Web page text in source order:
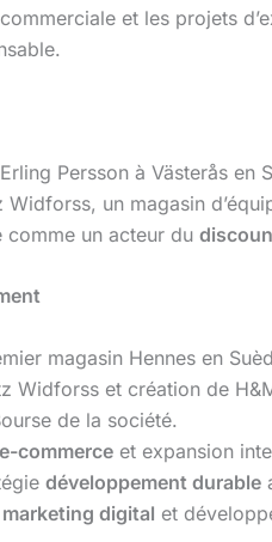
et les projets
Persson à Västerås
Widforss, un magasin
comme un acteur du
magasin Hennes en
Widforss et création de
de la société.
e-commerce et expansion
développement durable
marketing digital et